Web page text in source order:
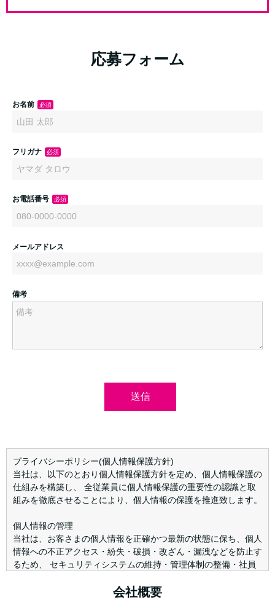
プライバシーポリシー(個人情報保護方針)
当社は、以下のとおり個人情報保護方針を定め、個人情報保護の
仕組みを構築し、 全従業員に個人情報保護の重要性の認識と取
組みを徹底させることにより、個人情報の保護を推進致します。
個人情報の管理
当社は、お客さまの個人情報を正確かつ最新の状態に保ち、個人
情報への不正アクセス・紛失・破損・改ざん・漏洩などを防止す
るため、 セキュリティシステムの維持・管理体制の整備・社員
厳重な管理を行ないます。会社概要